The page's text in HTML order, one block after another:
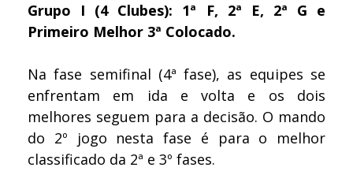
Grupo I (4 Clubes): 1ª F, 2ª E, 2ª G e
Primeiro Melhor 3ª Colocado.
Na fase semifinal (4ª fase), as equipes se
enfrentam em ida e volta e os dois
melhores seguem para a decisão. O mando
do 2º jogo nesta fase é para o melhor
classificado da 2ª e 3º fases.